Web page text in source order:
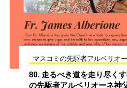
マスコミの先駆者アルベリオ
80. 走るべき道を走り尽く
の先駆者アルベリオーネ神